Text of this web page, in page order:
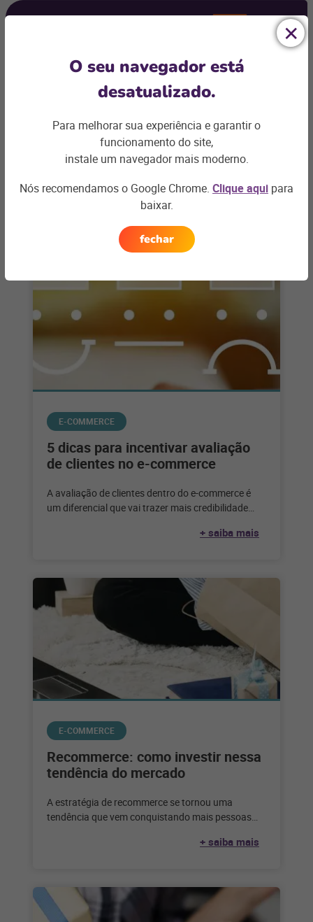
Podemos te ajudar com os desafios do seu negócio e
encontrar asolução ideal
Entre em contato
Artigos relacionados
E-COMMERCE
5 dicas para incentivar avaliação
de clientes no e-commerce
A avaliação de clientes dentro do e-commerce é
um diferencial que vai trazer mais credibilidade
+ saiba mais
E-COMMERCE
Recommerce: como investir nessa
tendência do mercado
A estratégia de recommerce se tornou uma
tendência que vem conquistando mais pessoas
+ saiba mais
O seu navegador está
desatualizado.
Para melhorar sua experiência e garantir o
funcionamento do site,
instale um navegador mais moderno.
Nós recomendamos o Google Chrome. Clique aqui para
baixar.
fechar